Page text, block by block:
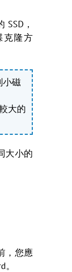
，
克隆方
小磁
大的
大小的
，您應